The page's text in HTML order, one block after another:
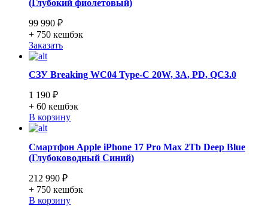
(Глубокий фиолетовый)
99 990 ₽
+ 750 кешбэк
Заказать
СЗУ Breaking WC04 Type-C 20W, 3A, PD, QC3.0
1 190 ₽
+ 60 кешбэк
В корзину
Смартфон Apple iPhone 17 Pro Max 2Tb Deep Blue
(Глубоководный Синий)
212 990 ₽
+ 750 кешбэк
В корзину